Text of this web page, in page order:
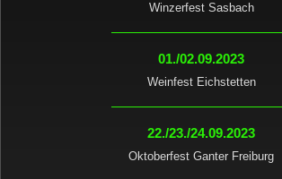
Winzerfest Sasbach
01./02.09.2023
Weinfest Eichstetten
22./23./24.09.2023
Oktoberfest Ganter Freiburg